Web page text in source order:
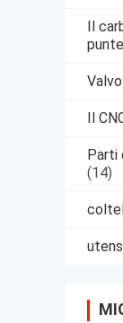
Il
punte
Il
Parti
(14)